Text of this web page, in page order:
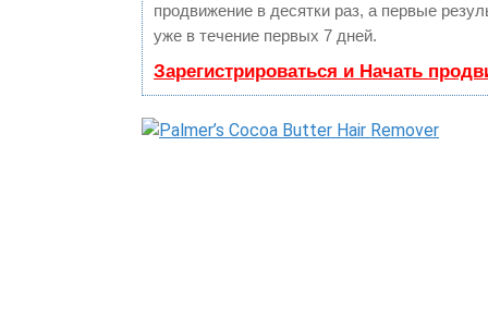
продвижение в десятки раз, а первые
уже в течение первых 7 дней.
Зарегистрироваться и Начать